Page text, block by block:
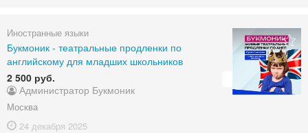
Иностранные языки
Букмоник - театральные продленки по
английскому для младших школьников
2 500 руб.
Администратор Букмоник
Москва
24 декабря 2025